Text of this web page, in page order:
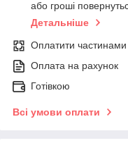
або гроші
Детальніше
Оплатити частинами
Оплата на рахунок
Готівкою
Всі умови оплати